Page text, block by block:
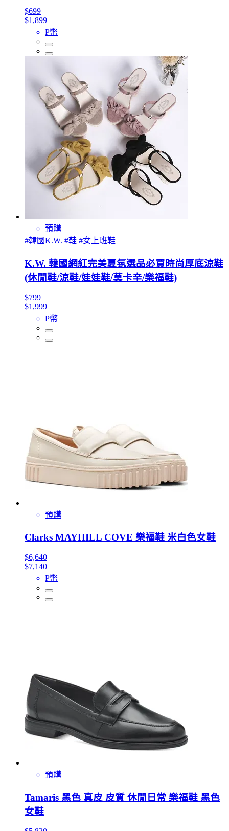
$699
$1,899
P幣
預購
#韓國K.W. #鞋 #女上班鞋
K.W. 韓國網紅完美夏氛選品必買時尚厚底涼鞋
(休閒鞋/涼鞋/娃娃鞋/莫卡辛/樂福鞋)
$799
$1,999
P幣
預購
Clarks MAYHILL COVE 樂福鞋 米白色女鞋
$6,640
$7,140
P幣
預購
Tamaris 黑色 真皮 皮質 休閒日常 樂福鞋 黑色
女鞋